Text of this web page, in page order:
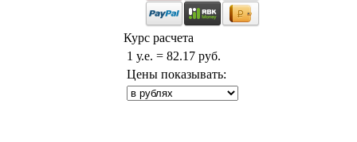
Курс расчета
1 у.е. = 82.17 руб.
Цены показывать: